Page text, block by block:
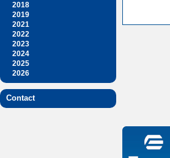
2018
2019
2021
2022
2023
2024
2025
2026
Contact